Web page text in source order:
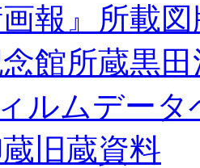
画報』所載
館所蔵黒
ルムデータ
旧蔵資料